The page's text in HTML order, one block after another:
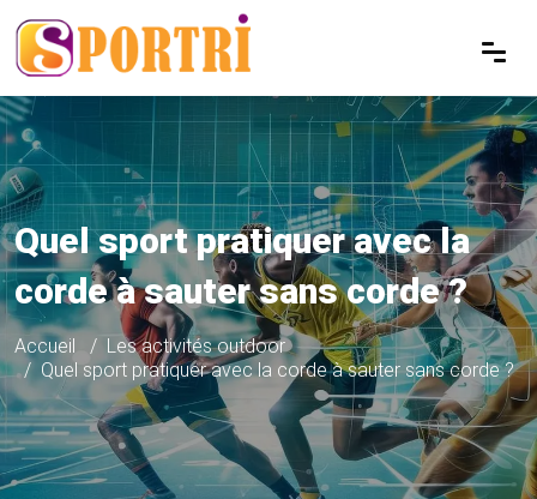
Quel sport pratiquer avec la
corde à sauter sans corde ?
Accueil
Les activités outdoor
Quel sport pratiquer avec la corde à sauter sans corde ?